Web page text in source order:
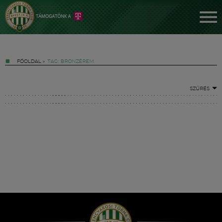
FŐOLDAL » TAG: BRONZÉREM
SZŰRÉS
Hírek